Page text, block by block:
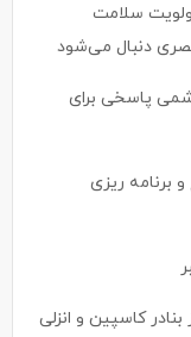
سلامت
دنبال می‌شود
پاسخی برای
برنامه ریزی